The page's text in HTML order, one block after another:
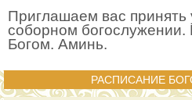
Приглашаем вас
соборном богослужении.
Богом. Аминь.
РАСПИСАНИЕ